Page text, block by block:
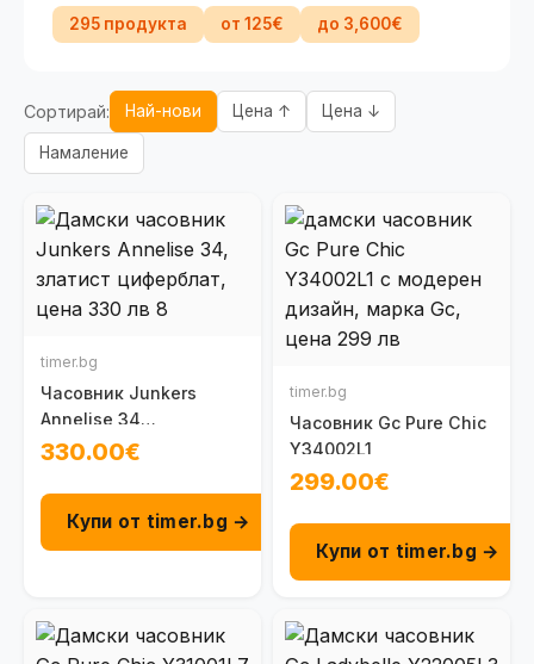
295 продукта от 125€ до 3,600€
Сортирай: Най-нови Цена ↑ Цена ↓
Намаление
timer.bg
Часовник Junkers
Annelise 34
100096102091
330.00€
Купи от timer.bg →
timer.bg
Часовник Gc Pure Chic
Y34002L1
299.00€
Купи от timer.bg →